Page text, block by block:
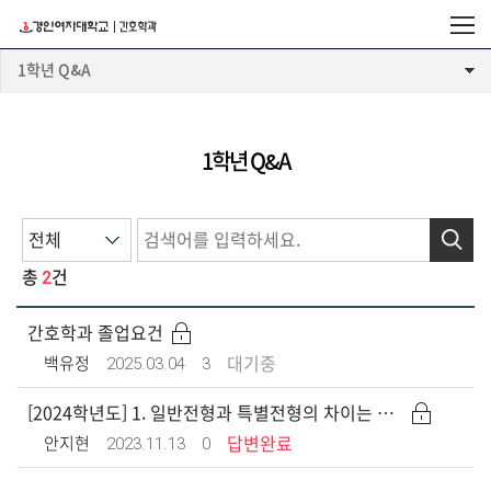
1학년 Q&A
1학년 Q&A
총 2건
간호학과 졸업요건
백유정 2025.03.04 3 대기중
[2024학년도] 1. 일반전형과 특별전형의 차이는 무엇인가요?
[비밀글]
안지현 2023.11.13 0 답변완료